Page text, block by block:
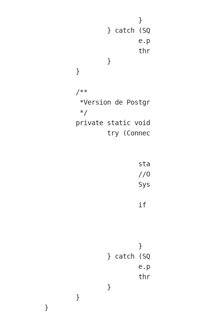
			throw new RuntimeException(e);
		try (Connection connection = DriverManager.getConnection("jdbc:postgresql://127.0.0.1:5432/sample", "Nom d'utilisateur", "mot de passe");
			throw new RuntimeException(e);
}